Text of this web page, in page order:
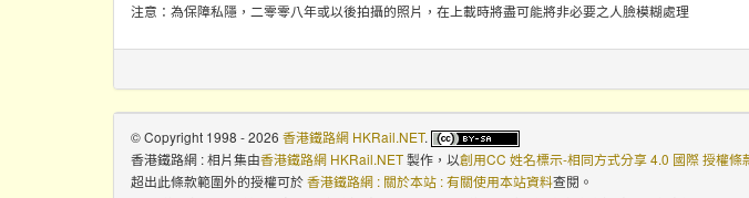
注意：為保障私隱，二零零八年或以後拍攝的照片，在上載時將盡可能將非必要之人臉模糊處理
© Copyright 1998 - 2026 香港鐵路網 HKRail.NET.
香港鐵路網 : 相片集由香港鐵路網 HKRail.NET製作，以創用CC 姓名標示-相同方式分享 4.0 國際 授權條
超出此條款範圍外的授權可於香港鐵路網 : 關於本站 : 有關使用本站資料查閱。